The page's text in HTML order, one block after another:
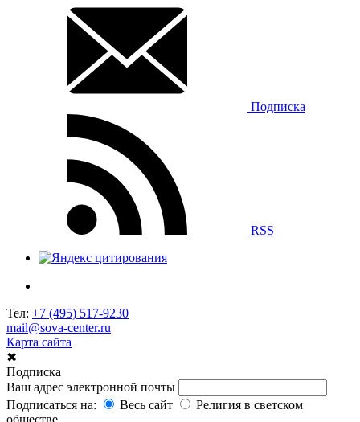
Подписка
RSS
Тел: +7 (495) 517-9230
mail@sova-center.ru
Карта сайта
✖
Подписка
Ваш адрес электронной почты
Подписаться на:
Весь сайт
Религия в светском